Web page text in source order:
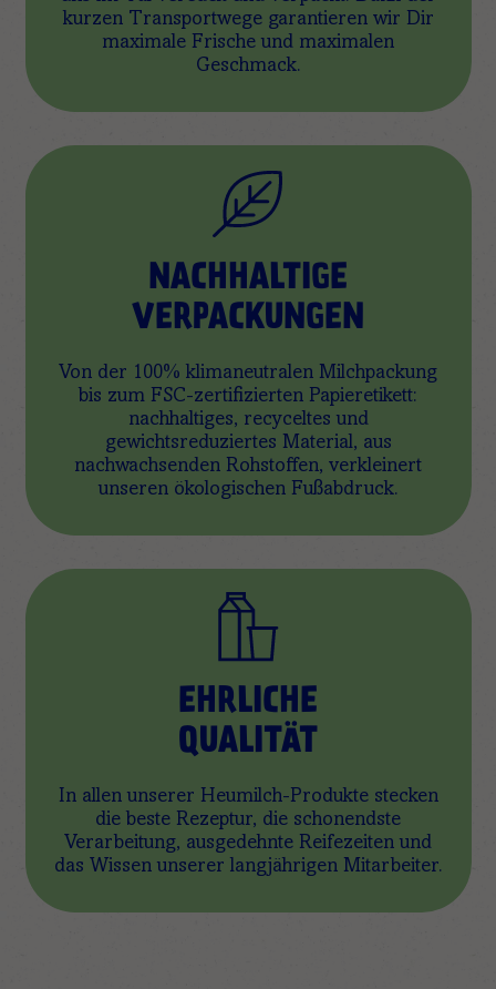
kurzen Transportwege garantieren wir Dir
maximale Frische und maximalen
Geschmack.
NACHHALTIGE
VERPACKUNGEN
Von der 100% klimaneutralen Milchpackung
bis zum FSC-zertifizierten Papieretikett:
nachhaltiges, recyceltes und
gewichtsreduziertes Material, aus
nachwachsenden Rohstoffen, verkleinert
unseren ökologischen Fußabdruck.
EHRLICHE
QUALITÄT
In allen unserer Heumilch-Produkte stecken
die beste Rezeptur, die schonendste
Verarbeitung, ausgedehnte Reifezeiten und
das Wissen unserer langjährigen Mitarbeiter.